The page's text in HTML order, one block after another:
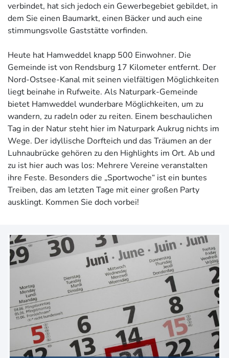
verbindet, hat sich jedoch ein Gewerbegebiet gebildet, in
dem Sie einen Baumarkt, einen Bäcker und auch eine
stimmungsvolle Gaststätte vorfinden.
Heute hat Hamweddel knapp 500 Einwohner. Die
Gemeinde ist von Rendsburg 17 Kilometer entfernt. Der
Nord-Ostsee-Kanal mit seinen vielfältigen Möglichkeiten
liegt beinahe in Rufweite. Als Naturpark-Gemeinde
bietet Hamweddel wunderbare Möglichkeiten, um zu
wandern, zu radeln oder zu reiten. Einem beschaulichen
Tag in der Natur steht hier im Naturpark Aukrug nichts im
Wege. Der idyllische Dorfteich und das Träumen an der
Luhnaubrücke gehören zu den Highlights im Ort. Ab und
zu ist hier auch was los: Mehrere Vereine veranstalten
ihre Feste. Besonders die „Sportwoche“ ist ein buntes
Treiben, das am letzten Tage mit einer großen Party
ausklingt. Kommen Sie doch vorbei!